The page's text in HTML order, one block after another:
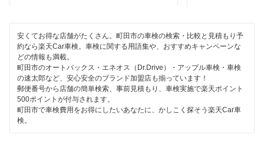
日野市
府中市
福生市
三鷹市
閉じる
トヨタディーラー
日産自動車販売
閉じる
安くてお得な店舗がたくさん。町田市の車検の検索・比較と見積もり予
約なら楽天Car車検。車検に関する用語集や、おすすめキャンペーンな
どの情報も満載。
町田市のオートバックス・エネオス（Dr.Drive）・アップル車検・車検
の速太郎など、安心安全のブランド加盟店も揃っています！
郵便番号から店舗の簡単検索、事前見積もり、車検実施で楽天ポイント
500ポイントが付与されます。
町田市で車検費用をお得にしたいあなたに、かしこく探そう楽天Car車
検。